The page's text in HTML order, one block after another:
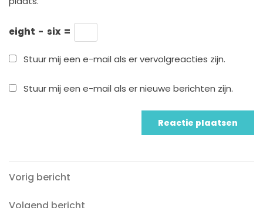
eight − six =
Stuur mij een e-mail als er vervolgreacties zijn.
Stuur mij een e-mail als er nieuwe berichten zijn.
Berichtnavigatie
Vorig
Vorig bericht
Volgend
Volgend bericht